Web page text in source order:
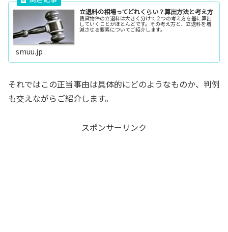
立退料の相場ってどれくらい？算出方法と考え方
賃貸物件の立退料は大きく分けて２つの考え方を基に算出
していくことがほとんどです。その考え方と、立退料を増
減させる要素についてご紹介します。
smuu.jp
それではこの正当事由は具体的にどのようなものか、判例
も交えながらご紹介します。
スポンサーリンク